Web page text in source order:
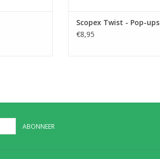
Scopex Twist - Pop-ups
€8,95
ABONNEER